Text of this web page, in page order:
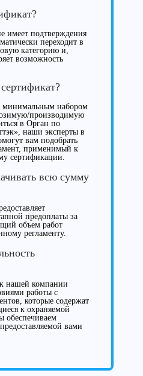
имеет подтверждения
переходит в
категорию и,
возможность
минимальным набором
производимую
в Орган по
наши эксперты в
вам подобрать
применимый к
сертификации.
всю сумму
предоплаты за
объем работ
регламенту.
нашей компании
работы с
которые содержат
к охраняемой
обеспечиваем
вами